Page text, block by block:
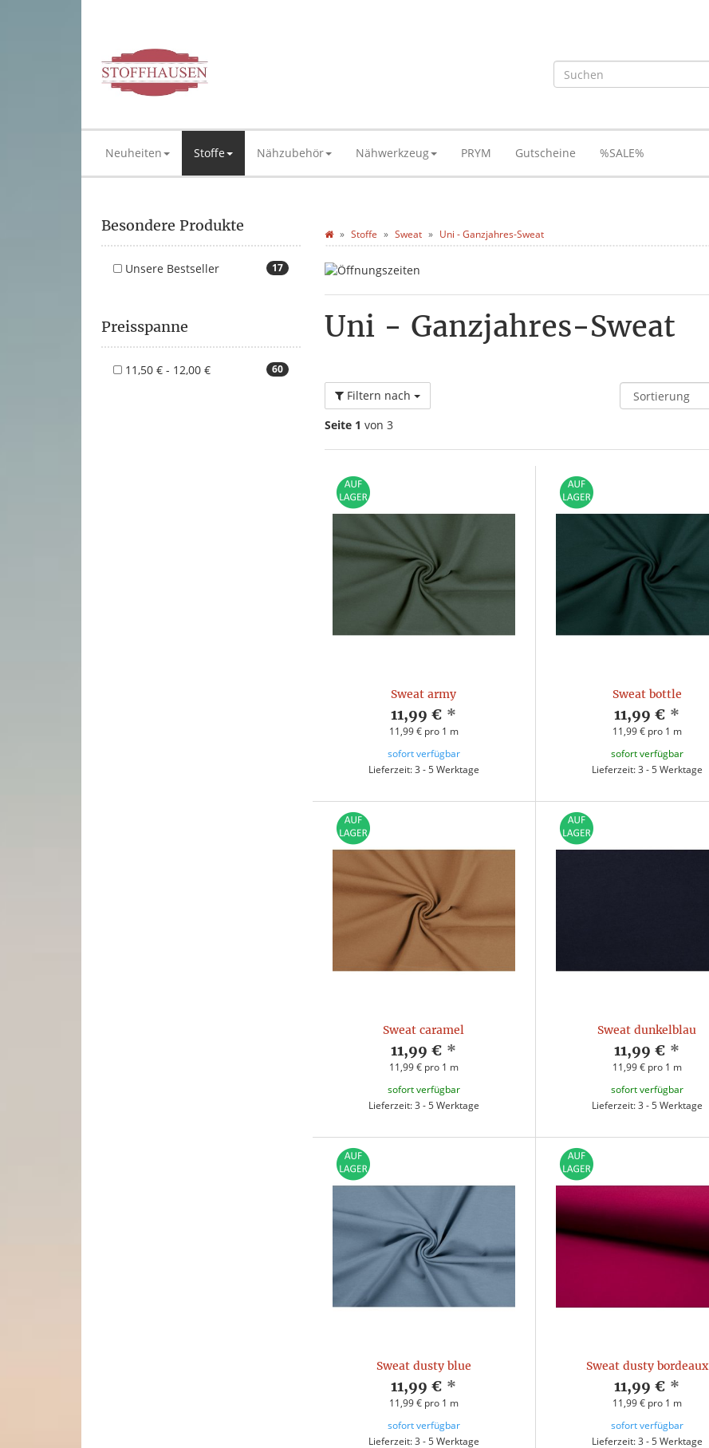
Neuheiten Stoffe Nähzubehör Nähwerkzeug PRYM Gutscheine %SALE%
Stoffe Sweat Uni - Ganzjahres-Sweat
Uni - Ganzjahres-Sweat
Filtern nach
Seite 1 von 3
Sweat army
11,99 € *
11,99 € pro 1 m
sofort verfügbar
Lieferzeit: 3 - 5 Werktage
Sweat bottle
11,99 € *
11,99 € pro 1 m
sofort verfügbar
Lieferzeit: 3 - 5 Werktage
Sweat caramel
11,99 € *
11,99 € pro 1 m
sofort verfügbar
Lieferzeit: 3 - 5 Werktage
Sweat dunkelblau
11,99 € *
11,99 € pro 1 m
sofort verfügbar
Lieferzeit: 3 - 5 Werktage
Sweat dusty blue
11,99 € *
11,99 € pro 1 m
sofort verfügbar
Lieferzeit: 3 - 5 Werktage
Sweat dusty bordeaux
11,99 € *
11,99 € pro 1 m
sofort verfügbar
Lieferzeit: 3 - 5 Werktage
Besondere Produkte
17
Unsere Bestseller
Preisspanne
60
11,50 € - 12,00 €